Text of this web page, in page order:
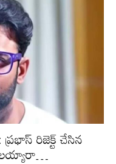
రిజెక్ట్ చేసిన